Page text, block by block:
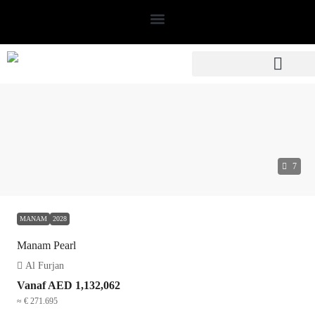
7
MANAM 2028
Manam Pearl
Al Furjan
VanafAED 1,132,062
≈ € 271.695